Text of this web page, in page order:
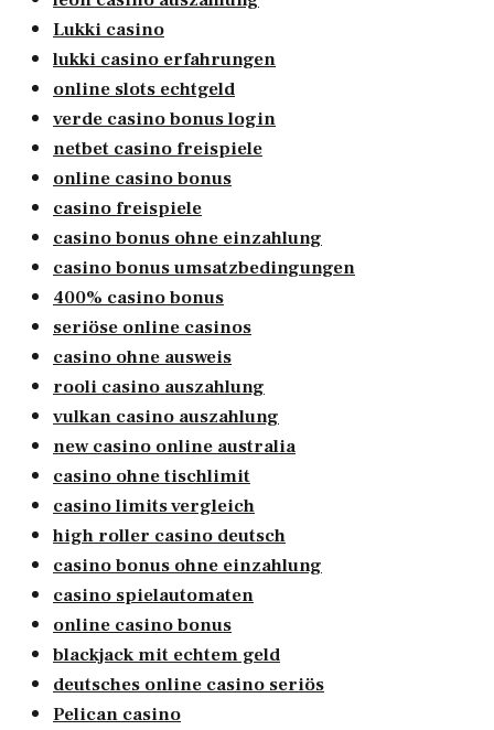
Lukki casino
lukki casino erfahrungen
online slots echtgeld
verde casino bonus login
netbet casino freispiele
online casino bonus
casino freispiele
casino bonus ohne einzahlung
casino bonus umsatzbedingungen
400% casino bonus
seriöse online casinos
casino ohne ausweis
rooli casino auszahlung
vulkan casino auszahlung
new casino online australia
casino ohne tischlimit
casino limits vergleich
high roller casino deutsch
casino bonus ohne einzahlung
casino spielautomaten
online casino bonus
blackjack mit echtem geld
deutsches online casino seriös
Pelican casino